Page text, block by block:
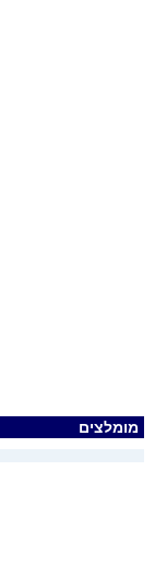
מומלצים